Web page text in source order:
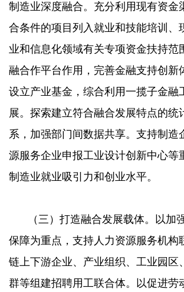
制造业深度融合。充分利用现有资金
合条件的项目列入就业和技能培训、
业和信息化领域有关专项资金扶持范
融合作平台作用，完善金融支持创新
设立产业基金，综合利用一揽子金融
展。探索建立符合融合发展特点的统
系，加强部门间数据共享。支持制造
源服务企业申报工业设计创新中心等
制造业就业吸引力和创业水平。
（三）打造融合发展载体。以加
保障为重点，支持人力资源服务机构
链上下游企业、产业组织、工业园区
群等组建招聘用工联合体。以促进劳